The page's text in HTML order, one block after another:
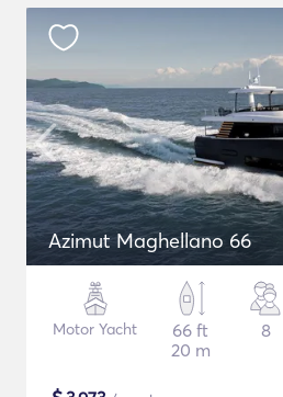
Azimut Maghellano 66
Motor Yacht
66 ft
20 m
8